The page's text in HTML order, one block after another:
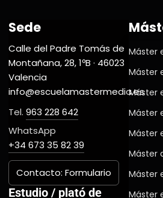
Sede
Calle del Padre Tomás de
Montañana, 28, 1ºB · 46023
Valencia
info@escuelamastermedia.es
Tel. 963 228 642
WhatsApp
+34 673 35 82 39
Contacto: Formulario
Estudio / plató de
Máster
Máster
Máster
Máster
Máster
Máster
Máster
Máster